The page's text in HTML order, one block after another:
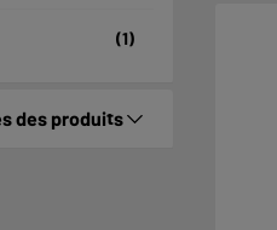
(1)
des produits